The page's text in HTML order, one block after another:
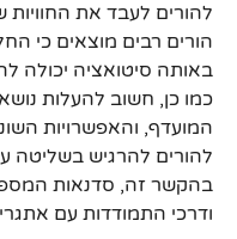
להורים לעבד את החוויות
הורים רבים מוצאים כי
באותה סיטואציה יכולה
כמו כן, חשוב להעלות
המועדף, והאפשרויות
להורים להרגיש בשליטה
בהקשר זה, סדנאות
ודרכי התמודדות עם